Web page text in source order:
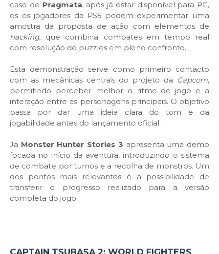
caso de Pragmata, após já estar disponível para PC,
os os jogadores da PS5 podem experimentar uma
amostra da proposta de ação com elementos de
hacking, que combina combates em tempo real
com resolução de puzzles em pleno confronto.
Esta demonstração serve como primeiro contacto
com as mecânicas centrais do projeto da Capcom,
permitindo perceber melhor o ritmo de jogo e a
interação entre as personagens principais. O objetivo
passa por dar uma ideia clara do tom e da
jogabilidade antes do lançamento oficial.
Já Monster Hunter Stories 3 apresenta uma demo
focada no início da aventura, introduzindo o sistema
de combate por turnos e a recolha de monstros. Um
dos pontos mais relevantes é a possibilidade de
transferir o progresso realizado para a versão
completa do jogo.
CAPTAIN TSUBASA 2: WORLD FIGHTERS